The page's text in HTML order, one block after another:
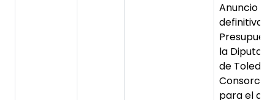
Anuncio
definitiva
la
de Toledo
para el año